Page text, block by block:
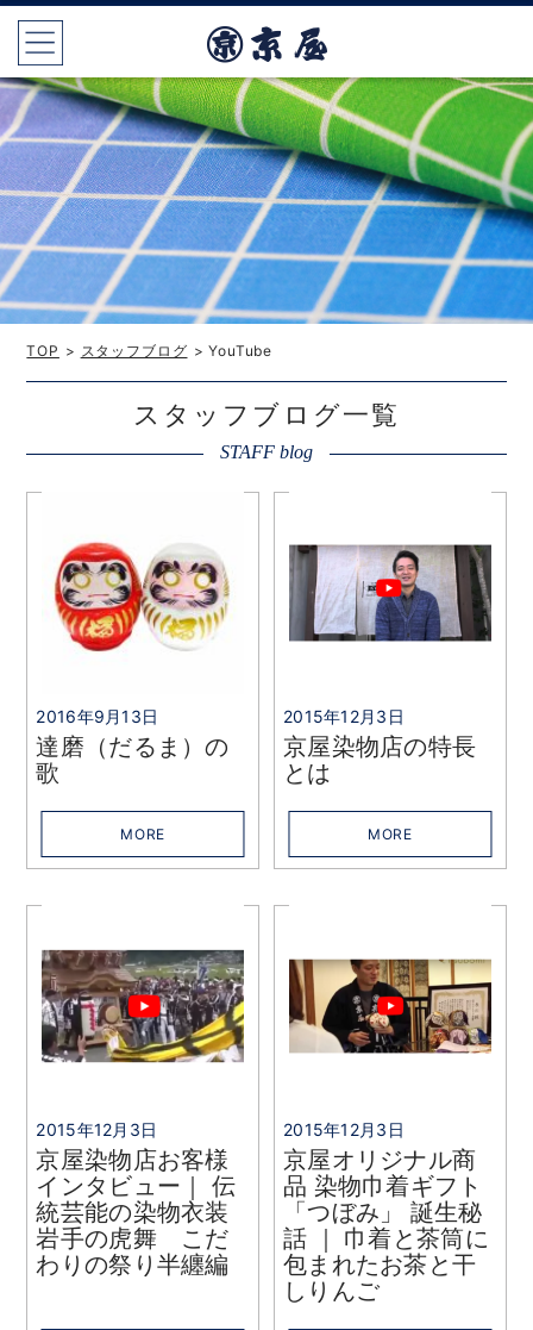
TOP > スタッフブログ > YouTube
スタッフブログ一覧
STAFF blog
2016年9月13日
達磨（だるま）の
歌
MORE
2015年12月3日
京屋染物店の特長
とは
MORE
2015年12月3日
京屋染物店お客様
インタビュー｜ 伝
統芸能の染物衣装
岩手の虎舞 こだ
わりの祭り半纏編
2015年12月3日
京屋オリジナル商
品 染物巾着ギフト
「つぼみ」 誕生秘
話 ｜ 巾着と茶筒に
包まれたお茶と干
しりんご